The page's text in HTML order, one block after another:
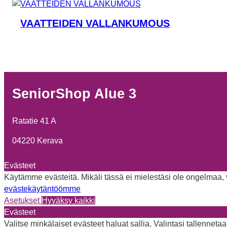
VAATTEIDEN VALLANKUMOUS
SeniorShop Alue 3
Ratatie 41 A
04220 Kerava
Evästeet
Käytämme evästeitä. Mikäli tässä ei mielestäsi ole
evästekäytäntöömme
Asetukset Hyväksy kaikki
Evästeet
Valitse minkälaiset evästeet haluat sallia. Valintasi